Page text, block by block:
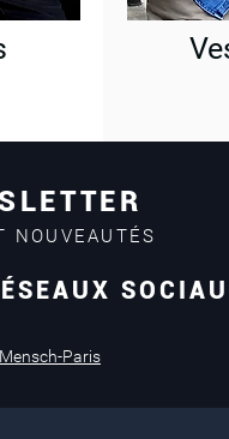
NOUVEAUTÉS
Paris